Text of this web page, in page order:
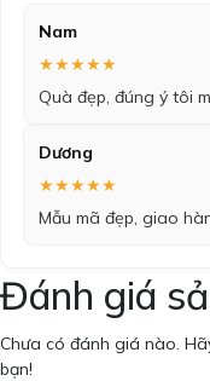
Nam
★★★★★
Quà đẹp, đúng ý tôi
Dương
★★★★★
Mẫu mã đẹp, giao
Đánh giá
Chưa có đánh giá nào.
bạn!